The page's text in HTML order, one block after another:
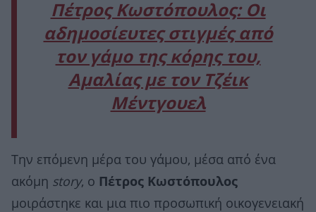
Πέτρος Κωστόπουλος: Οι
αδημοσίευτες στιγμές από
τον γάμο της κόρης του,
Αμαλίας με τον Τζέικ
Μέντγουελ
Την επόμενη μέρα του γάμου, μέσα από ένα
ακόμη story, ο Πέτρος Κωστόπουλος
μοιράστηκε και μια πιο προσωπική οικογενειακή